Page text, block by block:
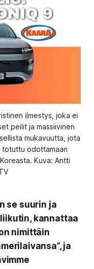
ilmestys, joka ei
peilit ja massiivinen
mukavuutta, jota
totuttu odottamaan
Kuva: Antti
se suurin ja
kannattaa
nimittäin
ja